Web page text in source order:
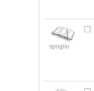
spoglio